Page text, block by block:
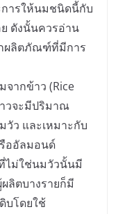
การให้นมชนิดนี้กับ
ดังนั้นควรอ่าน
ผลิตภัณฑ์ที่มีการ
ากข้าว (Rice
วจะมีปริมาณ
ว และเหมาะกับ
ออัลมอนด์
ไม่ใช่นมวัวนั้นมี
ลิตบางรายก็มี
บโดยใช้